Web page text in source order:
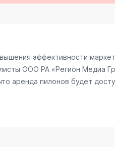
эффективности
ООО РА «Регион Медиа
аренда пилонов будет